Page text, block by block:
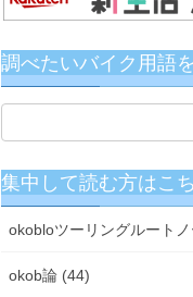
調べたいバイク用語
集中して読む方はこ
okobloツーリングルート
okob論 (44)